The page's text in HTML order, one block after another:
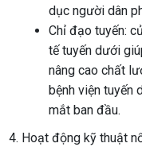
dục người dân
Chỉ đạo tuyến:
tế tuyến dưới
nâng cao chất
bệnh viện tuyến
mắt ban đầu.
4. Hoạt động kỹ thuật